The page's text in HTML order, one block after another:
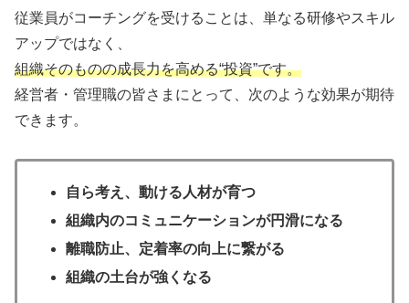
従業員がコーチングを受けることは、単なる研修やスキル
アップではなく、
組織そのものの成長力を高める“投資”です。
経営者・管理職の皆さまにとって、次のような効果が期待
できます。
自ら考え、動ける人材が育つ
組織内のコミュニケーションが円滑になる
離職防止、定着率の向上に繋がる
組織の土台が強くなる